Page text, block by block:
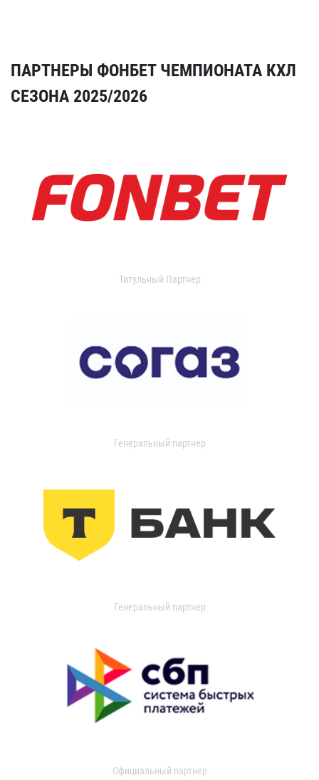
ПАРТНЕРЫ ФОНБЕТ ЧЕМПИОНАТА КХЛ
СЕЗОНА 2025/2026
Титульный Партнер
Генеральный партнер
Генеральный партнер
Официальный партнер